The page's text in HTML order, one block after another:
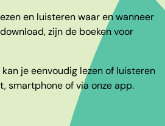
en luisteren waar en wanneer
zijn de boeken voor
je eenvoudig lezen of luisteren
smartphone of via onze app.